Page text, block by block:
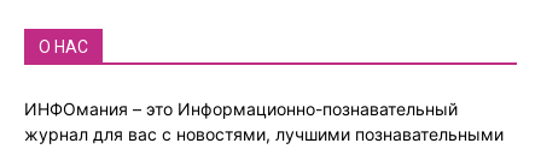
О НАС
ИНФОмания – это Информационно-познавательный
журнал для вас с новостями, лучшими познавательными